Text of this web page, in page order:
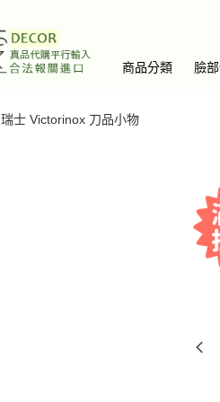
商品分類 臉
瑞士 Victorinox 刀品小物